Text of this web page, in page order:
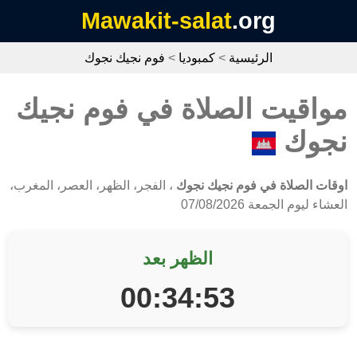
Mawakit-salat.org
الرئيسية > كمبوديا > فوم نجيك نجوك
مواقيت الصلاة في فوم نجيك
نجوك
اوقات الصلاة في فوم نجيك نجوك ، الفجر، الظهر، العصر، المغرب،
العشاء ليوم الجمعة 07/08/2026
الظهر بعد
00:34:53